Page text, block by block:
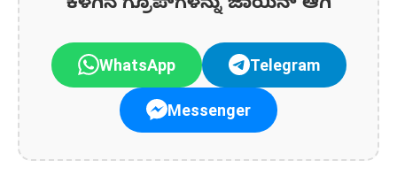
ಕೆಳಗಿನ ಗ್ರೂಪ್‌ಗಳನ್ನು ಜಾಯಿನ್ ಆಗಿ
WhatsApp Telegram
Messenger